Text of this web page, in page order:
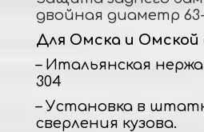
двойная диаметр
Для Омска и Омской
– Итальянская
304
– Установка в
сверления кузова.